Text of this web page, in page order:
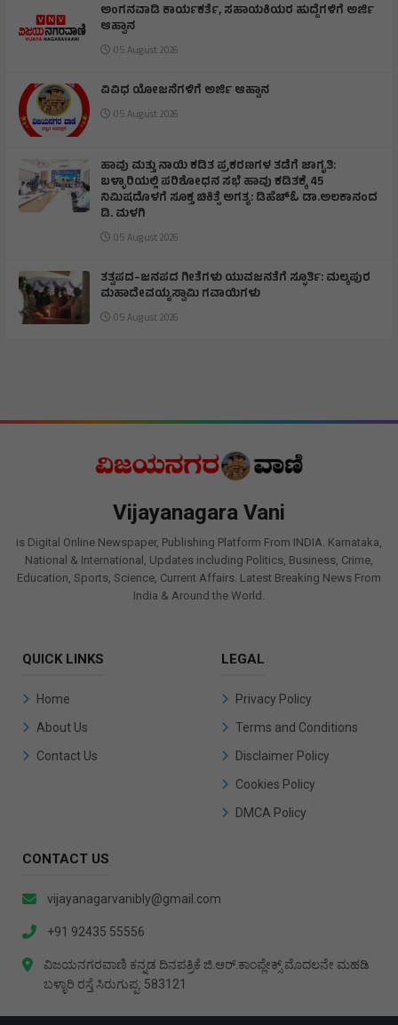
ಅಂಗನವಾಡಿ ಕಾರ್ಯಕರ್ತೆ, ಸಹಾಯಕಿಯರ ಹುದ್ದೆಗಳಿಗೆ ಅರ್ಜಿ
ಆಹ್ವಾನ
05 August 2026
ವಿವಿಧ ಯೋಜನೆಗಳಿಗೆ ಅರ್ಜಿ ಆಹ್ವಾನ
05 August 2026
ಹಾವು ಮತ್ತು ನಾಯಿ ಕಡಿತ ಪ್ರಕರಣಗಳ ತಡೆಗೆ ಜಾಗೃತಿ:
ಬಳ್ಳಾರಿಯಲ್ಲಿ ಪರಿಶೋಧನ ಸಭೆ ಹಾವು ಕಡಿತಕ್ಕೆ 45
ನಿಮಿಷದೊಳಗೆ ಸೂಕ್ತ ಚಿಕಿತ್ಸೆ ಅಗತ್ಯ: ಡಿಹೆಚ್‌ಓ ಡಾ.ಅಲಕಾನಂದ
ಡಿ. ಮಳಗಿ
05 August 2026
ತತ್ವಪದ–ಜನಪದ ಗೀತೆಗಳು ಯುವಜನತೆಗೆ ಸ್ಫೂರ್ತಿ: ಮಲ್ಕಪುರ
ಮಹಾದೇವಯ್ಯಸ್ವಾಮಿ ಗವಾಯಿಗಳು
05 August 2026
Vijayanagara Vani
is Digital Online Newspaper, Publishing Platform From INDIA. Karnataka,
National & International, Updates including Politics, Business, Crime,
Education, Sports, Science, Current Affairs. Latest Breaking News From
India & Around the World.
QUICK LINKS
Home
About Us
Contact Us
LEGAL
Privacy Policy
Terms and Conditions
Disclaimer Policy
Cookies Policy
DMCA Policy
CONTACT US
vijayanagarvanibly@gmail.com
+91 92435 55556
ವಿಜಯನಗರವಾಣಿ ಕನ್ನಡ ದಿನಪತ್ರಿಕೆ ಜಿ.ಆರ್.ಕಾಂಪ್ಲೇಕ್ಸ್ ಮೊದಲನೇ ಮಹಡಿ
ಬಳ್ಳಾರಿ ರಸ್ತೆ ಸಿರುಗುಪ್ಪ: 583121